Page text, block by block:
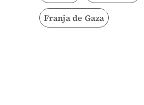
Franja de Gaza